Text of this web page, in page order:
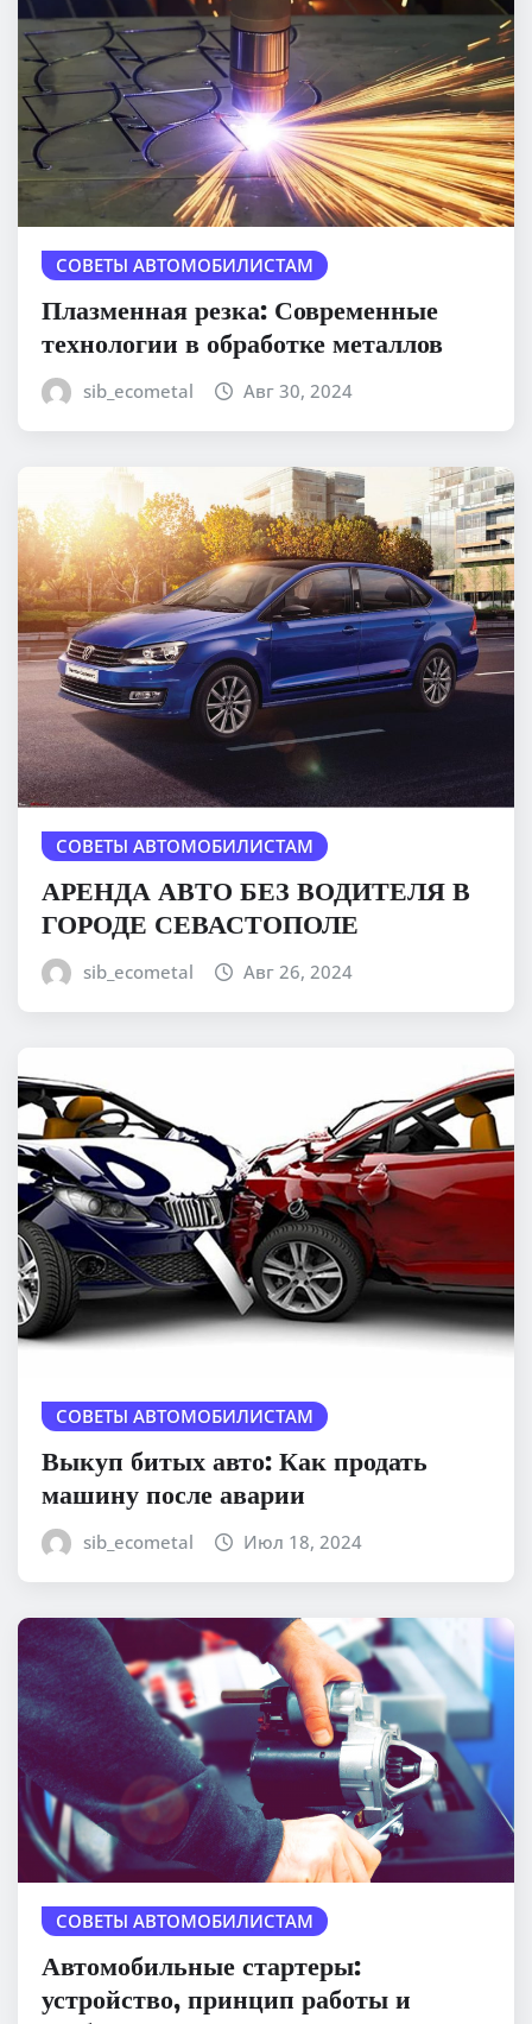
СОВЕТЫ АВТОМОБИЛИСТАМ
Плазменная резка: Современные
технологии в обработке металлов
sib_ecometal Авг 30, 2024
СОВЕТЫ АВТОМОБИЛИСТАМ
АРЕНДА АВТО БЕЗ ВОДИТЕЛЯ В
ГОРОДЕ СЕВАСТОПОЛЕ
sib_ecometal Авг 26, 2024
СОВЕТЫ АВТОМОБИЛИСТАМ
Выкуп битых авто: Как продать
машину после аварии
sib_ecometal Июл 18, 2024
СОВЕТЫ АВТОМОБИЛИСТАМ
Автомобильные стартеры:
устройство, принцип работы и